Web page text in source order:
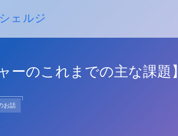
ェルジ
ーのこれまでの主な課題】
お話